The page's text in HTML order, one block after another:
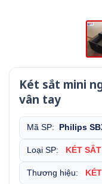
Két sắt mini
vân tay
Mã SP: Philips
Loại SP: KÉT
Thương hiệu: